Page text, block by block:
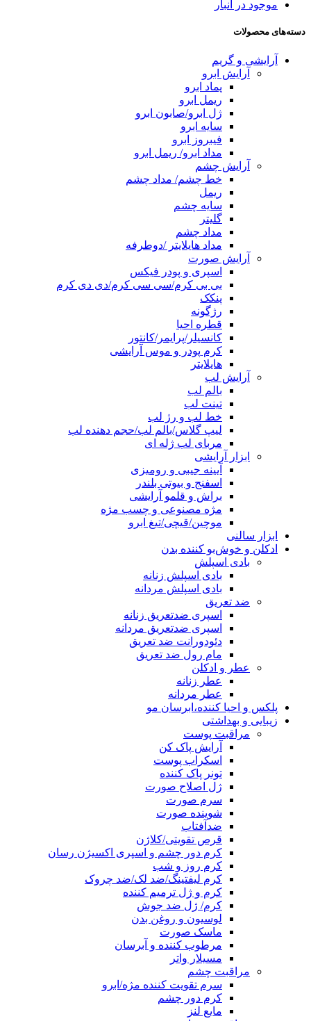
موجود در انبار
دسته‌های محصولات
آرایشی و گریم
آرایش ابرو
پماد ابرو
ریمل ابرو
ژل ابرو/صابون ابرو
سایه ابرو
فیبروز ابرو
مداد ابرو/ ریمل ابرو
آرایش چشم
خط چشم/ مداد چشم
ریمل
سایه چشم
گلیتر
مداد چشم
مداد هایلایتر /دوطرفه
آرایش صورت
اسپری و پودر فیکس
بی بی کرم/سی سی کرم/دی دی کرم
پنکک
رژگونه
قطره احیا
کانسیلر/پرایمر/کانتور
کرم پودر و موس آرایشی
هایلایتر
آرایش لب
بالم لب
تینت لب
خط لب و رژ لب
لیپ گلاس/بالم لب/حجم دهنده لب
مربای لب ژله ای
ابزار آرایشی
آیینه جیبی و رومیزی
اسفنج و بیوتی بلندر
براش و قلمو آرایشی
مژه مصنوعی و چسب مژه
موچین/قیچی/تیغ ابرو
ابزار سالنی
ادکلن و خوش‌بو کننده بدن
بادی اسپلش
بادی اسپلش زنانه
بادی اسپلش مردانه
ضد تعریق
اسپری ضدتعریق زنانه
اسپری ضدتعریق مردانه
دئودورانت ضد تعریق
مام رول ضد تعریق
عطر و ادکلن
عطر زنانه
عطر مردانه
پلکس و احیا کننده،ابرسان مو
زیبایی و بهداشتی
مراقبت پوست
آرایش پاک کن
اسکراب پوست
تونر پاک کننده
ژل اصلاح صورت
سرم صورت
شوینده صورت
ضدآفتاب
قرص تقویتی/کلاژن
کرم دور چشم و اسپری اکسیژن رسان
کرم روز و شب
کرم لیفتینگ/ضد لک/ضد چروک
کرم و ژل ترمیم کننده
کرم/ ژل ضد جوش
لوسیون و روغن بدن
ماسک صورت
مرطوب کننده و آبرسان
مسیلار واتر
مراقبت چشم
سرم تقویت کننده مژه/ابرو
کرم دور چشم
مایع لنز